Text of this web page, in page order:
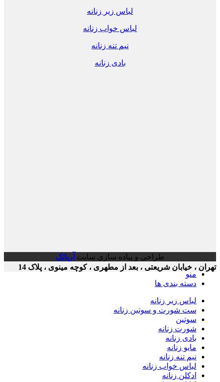
لباس زیر زنانه
لباس خواب زنانه
نیم تنه زنانه
بادی زنانه
شریعتی ، بعد از مطهری ، کوچه مینوی ، پلاک 14
طراحی و پیاده سازی سایت آریاتک
بندی ها
زیر زنانه
شورت و سوتین زنانه
زنانه
زنانه
زنانه
تنه زنانه
خواب زنانه
زنانه